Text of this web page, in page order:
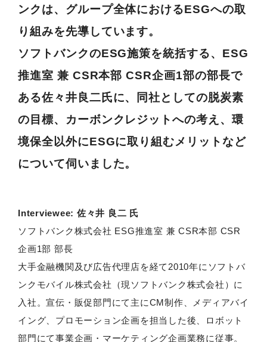
ンクは、グループ全体におけるESGへの取
り組みを先導しています。
ソフトバンクのESG施策を統括する、ESG
推進室 兼 CSR本部 CSR企画1部の部長で
ある佐々井良二氏に、同社としての脱炭素
の目標、カーボンクレジットへの考え、環
境保全以外にESGに取り組むメリットなど
について伺いました。
Interviewee: 佐々井 良二 氏
ソフトバンク株式会社 ESG推進室 兼 CSR本部 CSR
企画1部 部長
大手金融機関及び広告代理店を経て2010年にソフトバ
ンクモバイル株式会社（現ソフトバンク株式会社）に
入社。宣伝・販促部門にて主にCM制作、メディアバイ
イング、プロモーション企画を担当した後、ロボット
部門にて事業企画・マーケティング企画業務に従事。